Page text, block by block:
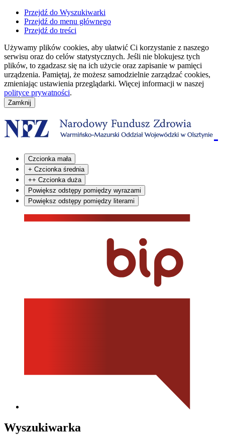
Przejdź do Wyszukiwarki
Przejdź do menu głównego
Przejdź do treści
Używamy plików cookies, aby ułatwić Ci korzystanie z naszego
serwisu oraz do celów statystycznych. Jeśli nie blokujesz tych
plików, to zgadzasz się na ich użycie oraz zapisanie w pamięci
urządzenia. Pamiętaj, że możesz samodzielnie zarządzać cookies,
zmieniając ustawienia przeglądarki. Więcej informacji w naszej
polityce prywatności.
Czcionka mała
+ Czcionka średnia
++ Czcionka duża
Powiększ odstępy pomiędzy wyrazami
Powiększ odstępy pomiędzy literami
Wyszukiwarka